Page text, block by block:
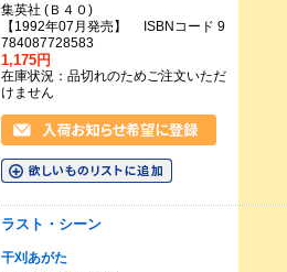
集英社 (Ｂ４０)
【1992年07月発売】 ISBNコード 9
784087728583
1,175円
在庫状況：品切れのためご注文いただ
けません
ラスト・シーン
干刈あがた